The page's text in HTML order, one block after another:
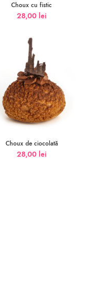
Choux cu fistic
28,00 lei
Choux de ciocolată
28,00 lei